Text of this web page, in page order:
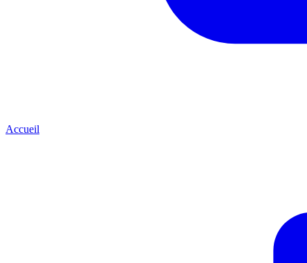
Accueil